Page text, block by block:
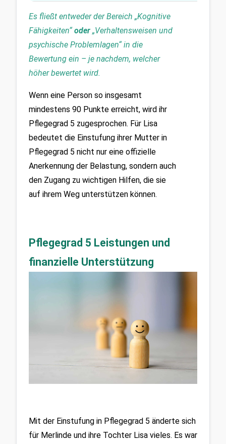
Es fließt entweder der Bereich „Kognitive
Fähigkeiten“ oder „Verhaltensweisen und
psychische Problemlagen“ in die
Bewertung ein – je nachdem, welcher
höher bewertet wird.
Wenn eine Person so insgesamt
mindestens 90 Punkte erreicht, wird ihr
Pflegegrad 5 zugesprochen. Für Lisa
bedeutet die Einstufung ihrer Mutter in
Pflegegrad 5 nicht nur eine offizielle
Anerkennung der Belastung, sondern auch
den Zugang zu wichtigen Hilfen, die sie
auf ihrem Weg unterstützen können.
Pflegegrad 5 Leistungen und
finanzielle Unterstützung
Mit der Einstufung in Pflegegrad 5 änderte sich
für Merlinde und ihre Tochter Lisa vieles. Es war